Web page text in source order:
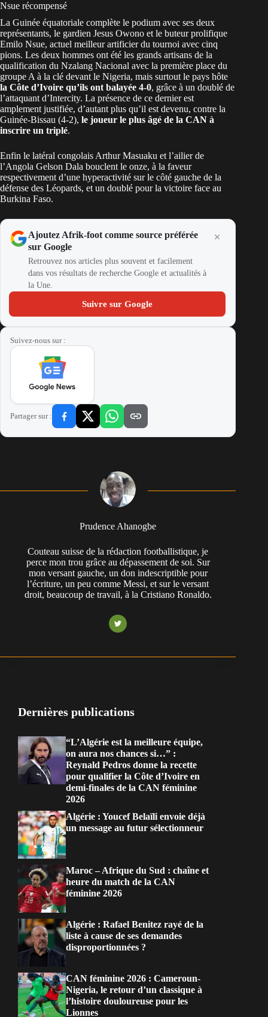
Nsue récompensé
La Guinée équatoriale complète le podium avec ses deux
représentants, le gardien Jesus Owono et le buteur prolifique
Emilo Nsue, actuel meilleur artificier du tournoi avec cinq
pions. Les deux hommes ont été les grands artisans de la
qualification du Nzalang Nacional avec la première place du
groupe A à la clé devant le Nigeria, mais surtout le pays hôte
la Côte d’Ivoire qu’ils ont balayée 4-0, grâce à un doublé de
l’attaquant d’Intercity. La présence de ce dernier est
amplement justifiée, d’autant plus qu’il est devenu, contre la
Guinée-Bissau (4-2), le joueur le plus âgé de la CAN à
inscrire un triplé.
Enfin le latéral congolais Arthur Masuaku et l’ailier de
l’Angola Gelson Dala bouclent le onze, à la faveur
respectivement d’une hyperactivité sur le côté gauche de la
défense des Léopards, et un doublé pour la victoire face au
Burkina Faso.
Ajoutez Afrik-foot comme source préférée
sur Google
Retrouvez nos articles plus souvent et facilement
dans vos résultats de recherche Google et actualités à
la Une.
Suivre sur Google
Suivez-nous sur :
Partager sur :
Prudence Ahanogbe
Couteau suisse de la rédaction footballistique, je
perce mon trou grâce au dépassement de soi. Sur
mon versant gauche, un don indescriptible pour
l’écriture, un peu comme Messi, et sur le versant
droit, beaucoup de travail, à la Cristiano Ronaldo.
Dernières publications
“L’Algérie est la meilleure équipe,
on aura nos chances si…” :
Reynald Pedros donne la recette
pour qualifier la Côte d’Ivoire en
demi-finales de la CAN féminine
2026
Algérie : Youcef Belaïli envoie déjà
un message au futur sélectionneur
Maroc – Afrique du Sud : chaîne et
heure du match de la CAN
féminine 2026
Algérie : Rafael Benitez rayé de la
liste à cause de ses demandes
disproportionnées ?
CAN féminine 2026 : Cameroun-
Nigeria, le retour d’un classique à
l’histoire douloureuse pour les
Lionnes